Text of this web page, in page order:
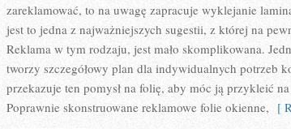
zareklamować, to na uwagę zapracuje wyklejanie
jest to jedna z najważniejszych sugestii, z której na
Reklama w tym rodzaju, jest mało skomplikowana.
tworzy szczegółowy plan dla indywidualnych potrzeb
przekazuje ten pomysł na folię, aby móc ją przykleić
Poprawnie skonstruowane reklamowe folie okienne, [